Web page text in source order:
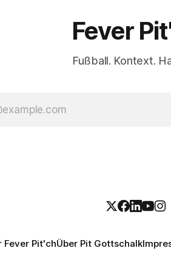
Fever
Fußball. Kontext.
Fever Pit'chÜber Pit Gottschalk